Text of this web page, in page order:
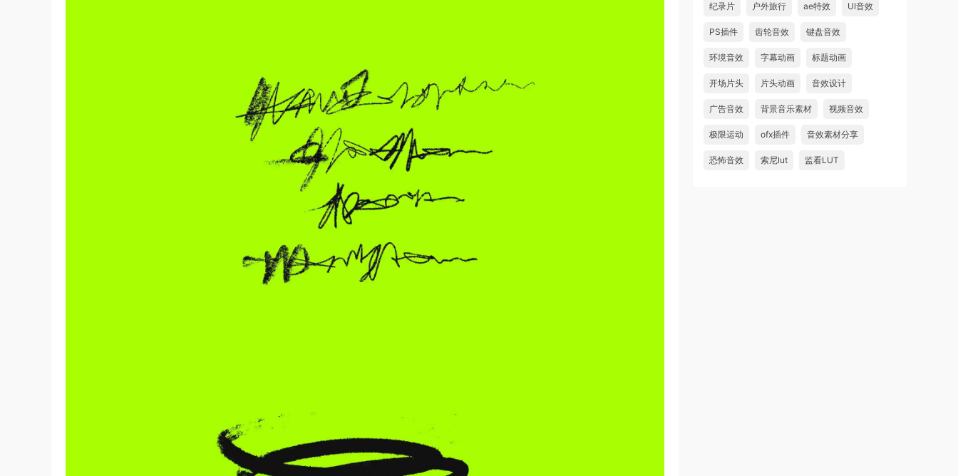
纪录片 户外旅行 ae特效 UI音效
PS插件 齿轮音效 键盘音效
环境音效 字幕动画 标题动画
开场片头 片头动画 音效设计
广告音效 背景音乐素材 视频音效
极限运动 ofx插件 音效素材分享
恐怖音效 索尼lut 监看LUT